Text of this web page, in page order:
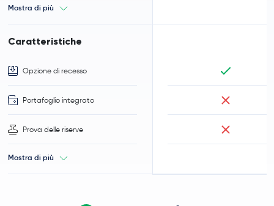
Mostra di più
Caratteristiche
Opzione di recesso
Portafoglio integrato
Prova delle riserve
Mostra di più